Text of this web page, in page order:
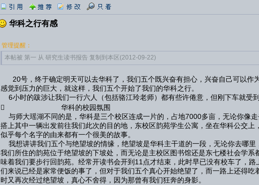
华科之行有感
管理提醒：
本帖被 第一 从 研究生读书报告 复制到本区(2012-09-22)
20号，终于确定明天可以去华科了，我们五个既兴奋有担心，兴奋自己可以作
感觉到压力的巨大，就这样，我们五个开始了我们的华科之行。
6小时的跋涉让我们一行六人（包括骆江玲老师）都有些许倦意，但刚下车就受
 华科的校园氛围
与师大瑶湖不同的是，华科是三个校区连成一片的，占地7000多亩，无论你像
搭上其中一辆出发前往我们此次的目的地，东校区韵苑学生公寓，坐在华科公交
似乎每个名字的由来都有一个很美的故事。
我想讲讲我们五个与绝望坡的情缘，绝望坡是华科主干道的一段，无论你去哪
我们所住的韵苑位于绝望坡的下坡处，而无论是主校区图书馆还是东七楼社会学
味着我们要步行回韵苑。经常开读书会开到11点才结束，此时早已没有校车了，
们来说已经是家常便饭的事了，但对于我们五个真心开始绝望了，而一路上还得
时又再次经过绝望坡，真心不舍得，因为那曾有我们狂奔的身影。